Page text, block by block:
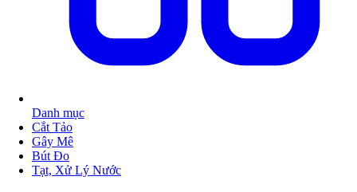
Danh mục
Cắt Tảo
Gây Mê
Bút Đo
Tạt, Xử Lý Nước